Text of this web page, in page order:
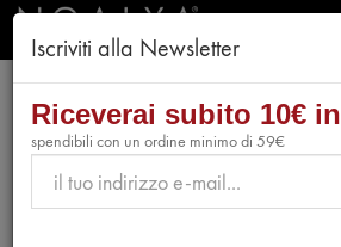
Iscriviti alla Newsletter
Riceverai subito 10€
spendibili con un ordine minimo di 59€